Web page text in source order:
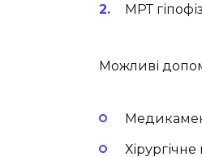
МРТ
Можливі